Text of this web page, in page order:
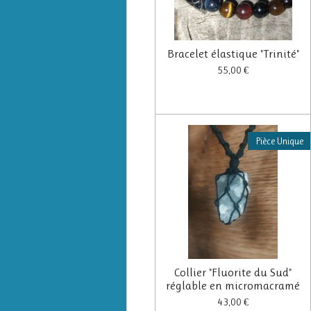
Bracelet élastique "Trinité"
55,00 €
Pièce Unique
Collier "Fluorite du Sud"
réglable en micromacramé
43,00 €